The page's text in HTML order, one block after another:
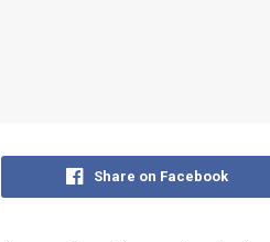
Share on Facebook